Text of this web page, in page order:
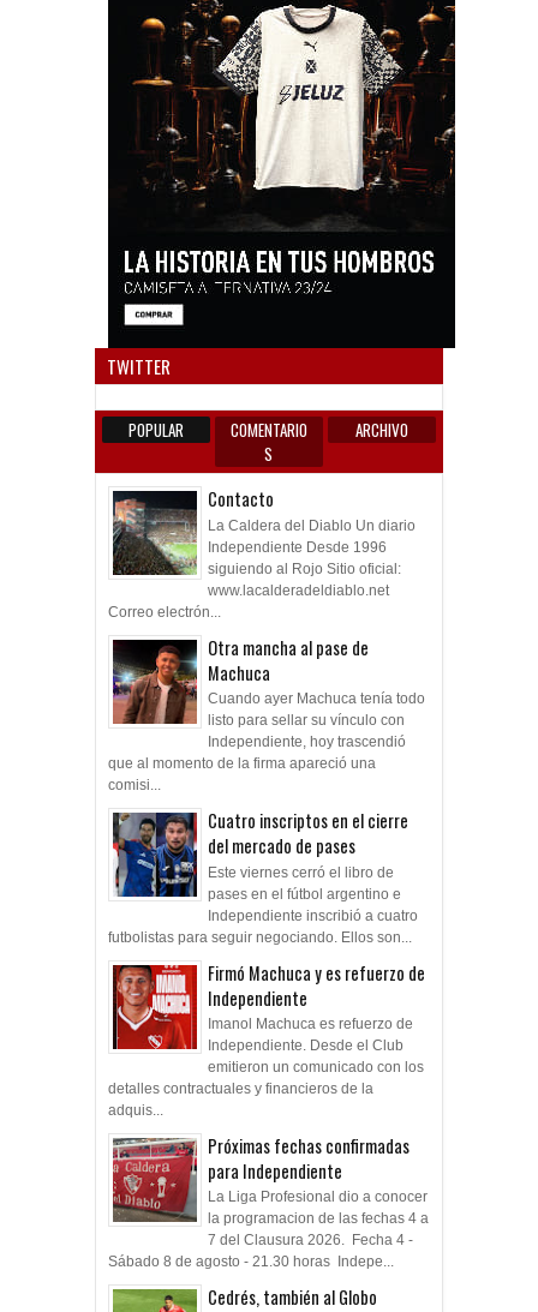
TWITTER
POPULAR
COMENTARIO
S
ARCHIVO
Contacto
La Caldera del Diablo Un diario
Independiente Desde 1996
siguiendo al Rojo Sitio oficial:
www.lacalderadeldiablo.net
Correo electrón...
Otra mancha al pase de
Machuca
Cuando ayer Machuca tenía todo
listo para sellar su vínculo con
Independiente, hoy trascendió
que al momento de la firma apareció una
comisi...
Cuatro inscriptos en el cierre
del mercado de pases
Este viernes cerró el libro de
pases en el fútbol argentino e
Independiente inscribió a cuatro
futbolistas para seguir negociando. Ellos son...
Firmó Machuca y es refuerzo de
Independiente
Imanol Machuca es refuerzo de
Independiente. Desde el Club
emitieron un comunicado con los
detalles contractuales y financieros de la
adquis...
Próximas fechas confirmadas
para Independiente
La Liga Profesional dio a conocer
la programacion de las fechas 4 a
7 del Clausura 2026. Fecha 4 -
Sábado 8 de agosto - 21.30 horas Indepe...
Cedrés, también al Globo